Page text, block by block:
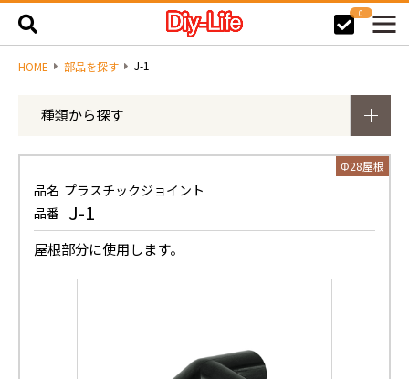
0
HOME 部品を探す J-1
種類から探す
Φ28屋根
品名 プラスチックジョイント
品番 J-1
屋根部分に使用します。